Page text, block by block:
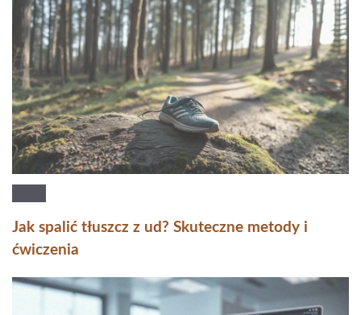
Jak spalić tłuszcz z ud? Skuteczne metody i
ćwiczenia